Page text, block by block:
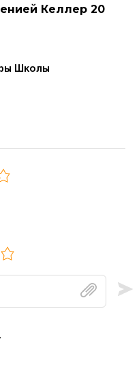
Келлер 20
Школы